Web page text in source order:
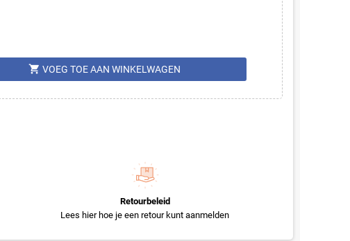
shopping_cart VOEG TOE AAN WINKELWAGEN
Retourbeleid
Lees hier hoe je een retour kunt aanmelden